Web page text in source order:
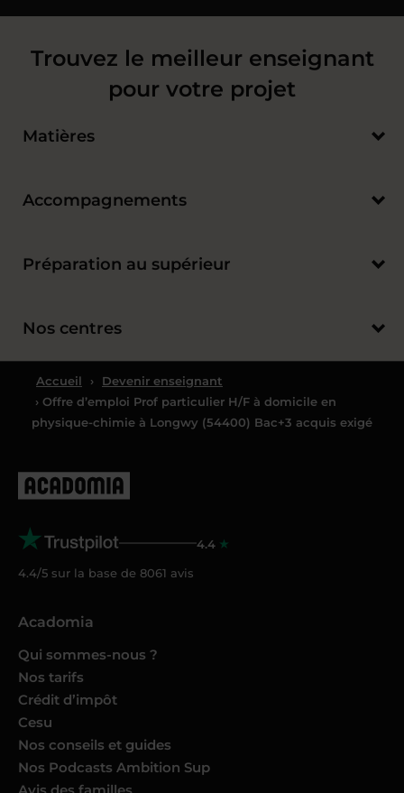
Trouvez le meilleur enseignant
pour votre projet
Matières
Accompagnements
Préparation au supérieur
Nos centres
Accueil ›
Devenir enseignant
› Offre d’emploi Prof particulier H/F à domicile en
physique-chimie à Longwy (54400) Bac+3 acquis exigé
4.4
4.4/5 sur la base de 8061 avis
Acadomia
Qui sommes-nous ?
Nos tarifs
Crédit d’impôt
Cesu
Nos conseils et guides
Nos Podcasts Ambition Sup